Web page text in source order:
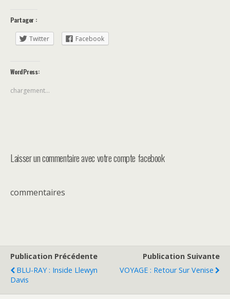
Partager :
Twitter Facebook
WordPress:
chargement…
Laisser un commentaire avec votre compte facebook
commentaires
Publication Précédente
BLU-RAY : Inside Llewyn
Davis
Publication Suivante
VOYAGE : Retour Sur Venise